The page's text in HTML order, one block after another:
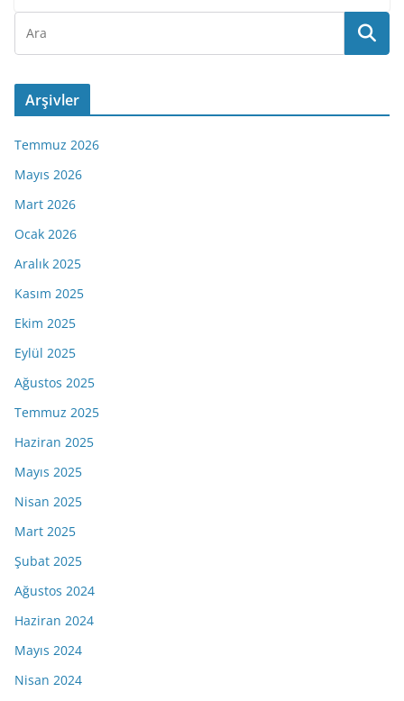
Arşivler
Temmuz 2026
Mayıs 2026
Mart 2026
Ocak 2026
Aralık 2025
Kasım 2025
Ekim 2025
Eylül 2025
Ağustos 2025
Temmuz 2025
Haziran 2025
Mayıs 2025
Nisan 2025
Mart 2025
Şubat 2025
Ağustos 2024
Haziran 2024
Mayıs 2024
Nisan 2024